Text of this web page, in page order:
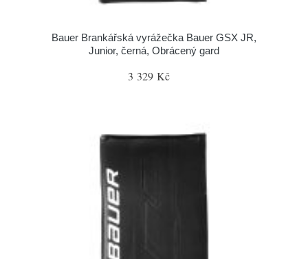
Bauer Brankářská vyrážečka Bauer GSX JR,
Junior, černá, Obrácený gard
3 329 Kč